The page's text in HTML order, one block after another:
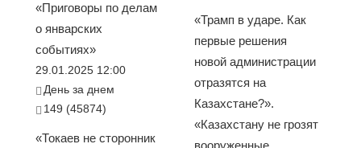
«Приговоры по делам
о январских
событиях»
29.01.2025 12:00
День за днем
149 (45874)
«Токаев не сторонник
«Трамп в ударе. Как
первые решения
новой администрации
отразятся на
Казахстане?».
«Казахстану не грозят